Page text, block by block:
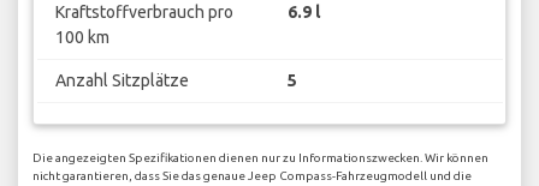
Kraftstoffverbrauch pro
100 km
6.9 l
Anzahl Sitzplätze 5
Die angezeigten Spezifikationen dienen nur zu Informationszwecken. Wir können
nicht garantieren, dass Sie das genaue Jeep Compass-Fahrzeugmodell und die